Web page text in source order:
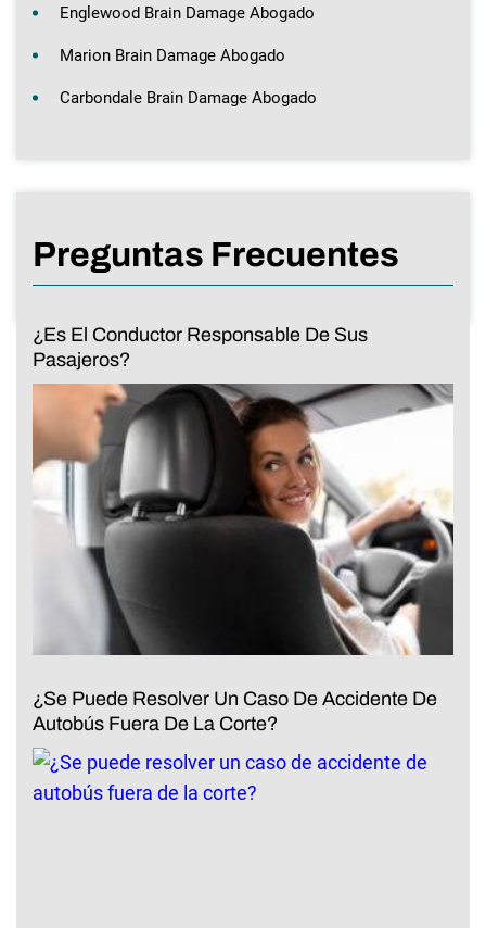
Englewood Brain Damage Abogado
Marion Brain Damage Abogado
Carbondale Brain Damage Abogado
Preguntas Frecuentes
¿Es El Conductor Responsable De Sus
Pasajeros?
¿Se Puede Resolver Un Caso De Accidente De
Autobús Fuera De La Corte?